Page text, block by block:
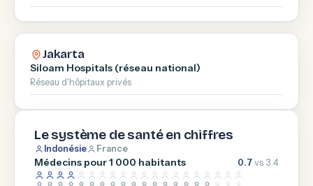
Jakarta
Siloam Hospitals (réseau national)
Réseau d'hôpitaux privés
Le système de santé en chiffres
Indonésie France
Médecins pour 1 000 habitants 0.7vs 3.4